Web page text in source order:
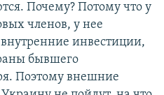
Почему? Потому что у
членов, у нее
инвестиции,
бывшего
Поэтому внешние